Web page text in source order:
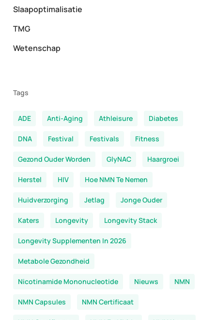
Slaapoptimalisatie
TMG
Wetenschap
Tags
ADE Anti-Aging Athleisure Diabetes
DNA Festival Festivals Fitness
Gezond Ouder Worden GlyNAC Haargroei
Herstel HIV Hoe NMN Te Nemen
Huidverzorging Jetlag Jonge Ouder
Katers Longevity Longevity Stack
Longevity Supplementen In 2026
Metabole Gezondheid
Nicotinamide Mononucleotide Nieuws NMN
NMN Capsules NMN Certificaat